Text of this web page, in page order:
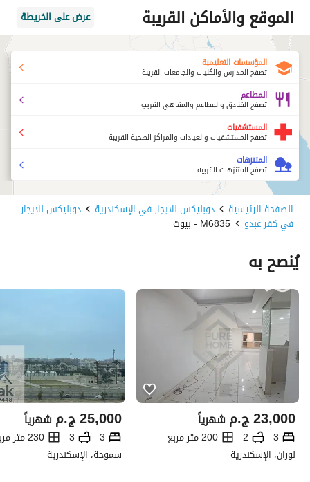
الموقع والأماكن القريبة عرض على الخريطة
المؤسسات التعليمية
تصفح المدارس والكليات والجامعات القريبة
المطاعم
تصفح الفنادق والمطاعم والمقاهي القريب
المستشفيات
تصفح المستشفيات والعيادات والمراكز الصحية القريبة
المتنزهات
تصفح المتنزهات القريبة
الصفحة الرئيسية دوبليكس للايجار في الإسكندرية دوبليكس للايجار
في كفر عبدو M6835 - بيوت
يُنصح به
ج.م23,000 شهرياً
3
2
200 متر مربع
لوران، الإسكندرية
ج.م25,000 شهرياً
3
3
230 متر مربع
سموحة، الإسكندرية